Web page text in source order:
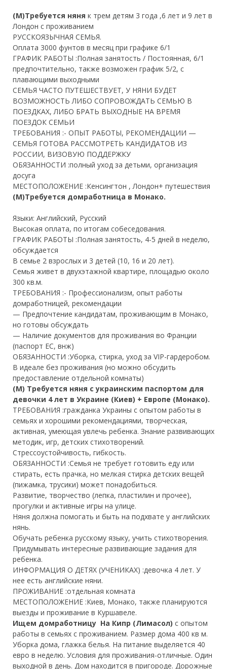
(М)Требуется няня к трем детям 3 года ,6 лет и 9 лет в
Лондон с проживанием
РУССКОЯЗЫЧНАЯ СЕМЬЯ.
Оплата 3000 фунтов в месяц при графике 6/1
ГРАФИК РАБОТЫ :Полная занятость / Постоянная, 6/1
предпочтительно, также возможен график 5/2, с
плавающими выходными
СЕМЬЯ ЧАСТО ПУТЕШЕСТВУЕТ, У НЯНИ БУДЕТ
ВОЗМОЖНОСТЬ ЛИБО СОПРОВОЖДАТЬ СЕМЬЮ В
ПОЕЗДКАХ, ЛИБО БРАТЬ ВЫХОДНЫЕ НА ВРЕМЯ
ПОЕЗДОК СЕМЬИ
ТРЕБОВАНИЯ :- ОПЫТ РАБОТЫ, РЕКОМЕНДАЦИИ —
СЕМЬЯ ГОТОВА РАССМОТРЕТЬ КАНДИДАТОВ ИЗ
РОССИИ, ВИЗОВУЮ ПОДДЕРЖКУ
ОБЯЗАННОСТИ :полный уход за детьми, организация
досуга
МЕСТОПОЛОЖЕНИЕ :Кенсингтон , Лондон+ путешествия
(М)Требуется домработница в Монако.
Языки: Английский, Русский
Высокая оплата, по итогам собеседования.
ГРАФИК РАБОТЫ :Полная занятость, 4-5 дней в неделю,
обсуждается
В семье 2 взрослых и 3 детей (10, 16 и 20 лет).
Семья живет в двухэтажной квартире, площадью около
300 кв.м.
ТРЕБОВАНИЯ :- Профессионализм, опыт работы
домработницей, рекомендации
— Предпочтение кандидатам, проживающим в Монако,
но готовы обсуждать
— Наличие документов для проживания во Франции
(паспорт ЕС, внж)
ОБЯЗАННОСТИ :Уборка, стирка, уход за VIP-гардеробом.
В идеале без проживания (но можно обсудить
предоставление отдельной комнаты)
(М) Требуется няня с украинским паспортом для
девочки 4 лет в Украине (Киев) + Европе (Монако).
ТРЕБОВАНИЯ :гражданка Украины с опытом работы в
семьях и хорошими рекомендациями, творческая,
активная, умеющая увлечь ребенка. Знание развивающих
методик, игр, детских стихотворений.
Стрессоустойчивость, гибкость.
ОБЯЗАННОСТИ :Семья не требует готовить еду или
стирать, есть прачка, но мелкая стирка детских вещей
(пижамка, трусики) может понадобиться.
Развитие, творчество (лепка, пластилин и прочее),
прогулки и активные игры на улице.
Няня должна помогать и быть на подхвате у английских
нянь.
Обучать ребенка русскому языку, учить стихотворения.
Придумывать интересные развивающие задания для
ребенка.
ИНФОРМАЦИЯ О ДЕТЯХ (УЧЕНИКАХ) :девочка 4 лет. У
нее есть английские няни.
ПРОЖИВАНИЕ :отдельная комната
МЕСТОПОЛОЖЕНИЕ :Киев, Монако, также планируются
выезды и проживание в Куршавеле.
Ищем домработницу На Кипр (Лимасол) с опытом
работы в семьях с проживанием. Размер дома 400 кв м.
Уборка дома, глажка белья. На питание выделяется 40
евро в неделю. Условия для проживания-отличные. Один
выходной в день. Дом находится в пригороде. Дорожные